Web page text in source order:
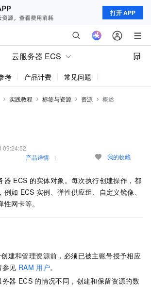
打开 APP
云服务器 ECS
考 产品计费 常见问题
实践教程 标签与资源 资源 概述
09:24:52
产品详情 我的收藏
器 ECS 的实体对象。每次执行创建操作，都
例如 ECS 实例、弹性供应组、自定义镜像、
网卡等。
建和管理资源前，必须已被主账号授予相应
参见 RAM 用户。
器 ECS 的情况不同，创建和保留资源的数